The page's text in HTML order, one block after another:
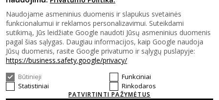
Sekite mus
© 2026 SAVASHOME Visos teises saugomos.
Naudojame asmeninius duomenis ir slapukus svetainės
funkcionalumui ir reklamos personalizavimui. Suteikdami
sutikimą, Jūs leidžiate Google naudoti Jūsų asmeninius duomenis
pagal šias sąlygas. Daugiau informacijos, kaip Google naudoja
Jūsų duomenis, rasite Google privatumo ir sąlygų puslapyje:
https://business.safety.google/privacy/
Būtinieji
Funkciniai
Statistiniai
Rinkodaros
PATVIRTINTI PAŽYMĖTUS